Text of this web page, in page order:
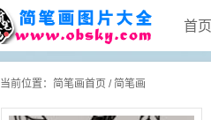
首页
当前位置： 简笔画首页 / 简笔画